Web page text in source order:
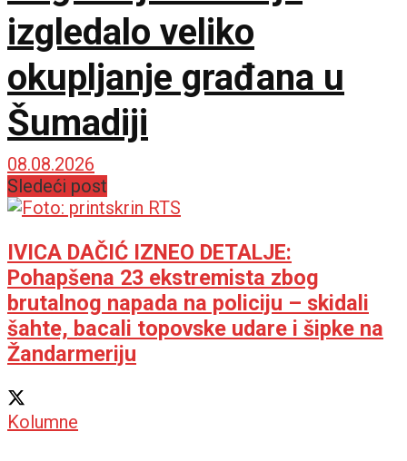
izgledalo veliko
okupljanje građana u
Šumadiji
08.08.2026
Sledeći post
IVICA DAČIĆ IZNEO DETALJE:
Pohapšena 23 ekstremista zbog
brutalnog napada na policiju – skidali
šahte, bacali topovske udare i šipke na
Žandarmeriju
Kolumne